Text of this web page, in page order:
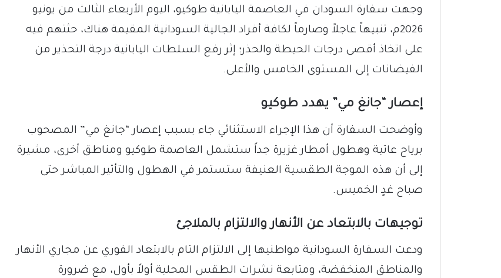
وجهت سفارة السودان في العاصمة اليابانية طوكيو، اليوم الأربعاء الثالث من يونيو
2026م، تنبيهاً عاجلاً وصارماً لكافة أفراد الجالية السودانية المقيمة هناك، حثتهم فيه
على اتخاذ أقصى درجات الحيطة والحذر؛ إثر رفع السلطات اليابانية درجة التحذير من
الفيضانات إلى المستوى الخامس والأعلى.
إعصار “جانغ مي” يهدد طوكيو
وأوضحت السفارة أن هذا الإجراء الاستثنائي جاء بسبب إعصار “جانغ مي” المصحوب
برياح عاتية وهطول أمطار غزيرة جداً ستشمل العاصمة طوكيو ومناطق أخرى، مشيرة
إلى أن هذه الموجة الطقسية العنيفة ستستمر في الهطول والتأثير المباشر حتى
صباح غدٍ الخميس.
توجيهات بالابتعاد عن الأنهار والالتزام بالملاجئ
ودعت السفارة السودانية مواطنيها إلى الالتزام التام بالابتعاد الفوري عن مجاري الأنهار
والمناطق المنخفضة، ومتابعة نشرات الطقس المحلية أولاً بأول، مع ضرورة